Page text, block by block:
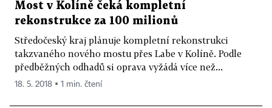
Most v Kolíně čeká kompletní
rekonstrukce za 100 milionů
Středočeský kraj plánuje kompletní rekonstrukci
takzvaného nového mostu přes Labe v Kolíně. Podle
předběžných odhadů si oprava vyžádá více než...
18. 5. 2018 ▪ 1 min. čtení